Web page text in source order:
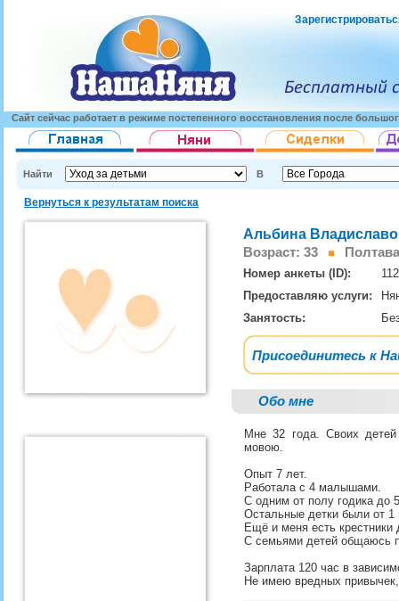
Сайт сейчас работает в режиме постепенного восстановления после
Найти В
Вернуться к результатам поиска
Альбина
Возраст: 33
Номер анкеты (ID):
Предоставляю услуги:
Занятость:
Присоединитесь к
Обо мне
Мне 32 года. Своих
мовою.
Опыт 7 лет.
Работала с 4 малышами.
С одним от полу годика до
Остальные детки были от 1
Ещё и меня есть
С семьями детей общаюсь
Зарплата 120 час в
Не имею вредных